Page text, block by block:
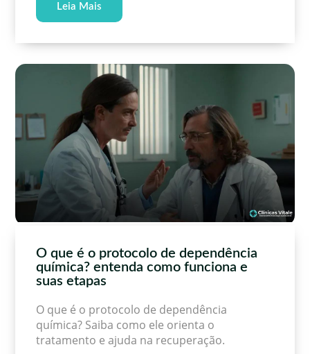
Leia Mais
O que é o protocolo de dependência
química? entenda como funciona e
suas etapas
O que é o protocolo de dependência
química? Saiba como ele orienta o
tratamento e ajuda na recuperação.